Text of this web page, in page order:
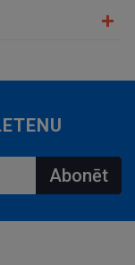
Abonēt